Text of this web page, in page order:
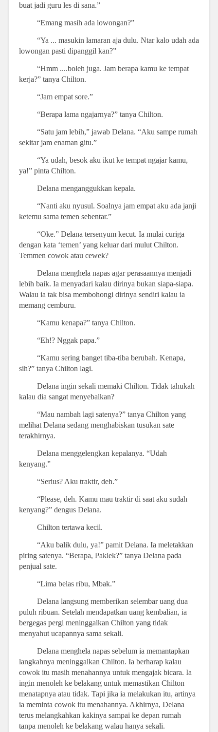
buat jadi guru les di sana.”
“Emang masih ada lowongan?”
“Ya ... masukin lamaran aja dulu. Ntar kalo udah ada
lowongan pasti dipanggil kan?”
“Hmm ....boleh juga. Jam berapa kamu ke tempat
kerja?” tanya Chilton.
“Jam empat sore.”
“Berapa lama ngajarnya?” tanya Chilton.
“Satu jam lebih,” jawab Delana. “Aku sampe rumah
sekitar jam enaman gitu.”
“Ya udah, besok aku ikut ke tempat ngajar kamu,
ya!” pinta Chilton.
Delana menganggukkan kepala.
“Nanti aku nyusul. Soalnya jam empat aku ada janji
ketemu sama temen sebentar.”
“Oke.” Delana tersenyum kecut. Ia mulai curiga
dengan kata ‘temen’ yang keluar dari mulut Chilton.
Temmen cowok atau cewek?
Delana menghela napas agar perasaannya menjadi
lebih baik. Ia menyadari kalau dirinya bukan siapa-siapa.
Walau ia tak bisa membohongi dirinya sendiri kalau ia
memang cemburu.
“Kamu kenapa?” tanya Chilton.
“Eh!? Nggak papa.”
“Kamu sering banget tiba-tiba berubah. Kenapa,
sih?” tanya Chilton lagi.
Delana ingin sekali memaki Chilton. Tidak tahukah
kalau dia sangat menyebalkan?
“Mau nambah lagi satenya?” tanya Chilton yang
melihat Delana sedang menghabiskan tusukan sate
terakhirnya.
Delana menggelengkan kepalanya. “Udah
kenyang.”
“Serius? Aku traktir, deh.”
“Please, deh. Kamu mau traktir di saat aku sudah
kenyang?” dengus Delana.
Chilton tertawa kecil.
“Aku balik dulu, ya!” pamit Delana. Ia meletakkan
piring satenya. “Berapa, Paklek?” tanya Delana pada
penjual sate.
“Lima belas ribu, Mbak.”
Delana langsung memberikan selembar uang dua
puluh ribuan. Setelah mendapatkan uang kembalian, ia
bergegas pergi meninggalkan Chilton yang tidak
menyahut ucapannya sama sekali.
Delana menghela napas sebelum ia memantapkan
langkahnya meninggalkan Chilton. Ia berharap kalau
cowok itu masih menahannya untuk mengajak bicara. Ia
ingin menoleh ke belakang untuk memastikan Chilton
menatapnya atau tidak. Tapi jika ia melakukan itu, artinya
ia meminta cowok itu menahannya. Akhirnya, Delana
terus melangkahkan kakinya sampai ke depan rumah
tanpa menoleh ke belakang walau hanya sekali.